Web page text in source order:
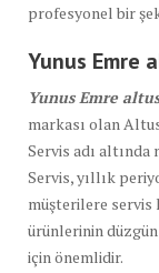
profesyonel bir
Yunus Emre
Yunus Emre
markası olan
Servis adı
Servis, yıllık
müşterilere servis
ürünlerinin düzgün
için önemlidir.